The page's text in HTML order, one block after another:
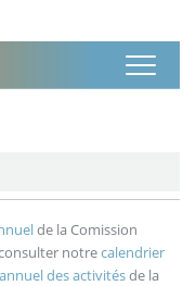
de la Comission
notrecalendrier
des activitésde la